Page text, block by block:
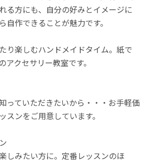
る方にも、自分の好みとイメージに
自作できることが魅力です。
り楽しむハンドメイドタイム。紙で
アクセサリー教室です。
っていただきたいから・・・お手軽価
スンをご用意しています。
しみたい方に。定番レッスンのほ